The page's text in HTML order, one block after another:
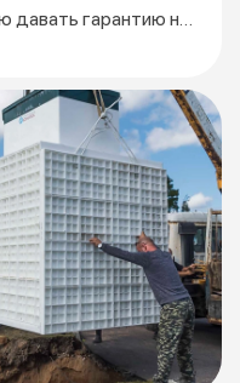
давать гарантию на